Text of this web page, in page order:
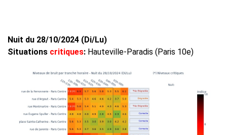
Nuit du 28/10/2024 (Di/Lu)
Situations critiques: Hauteville-Paradis (Paris 10e)